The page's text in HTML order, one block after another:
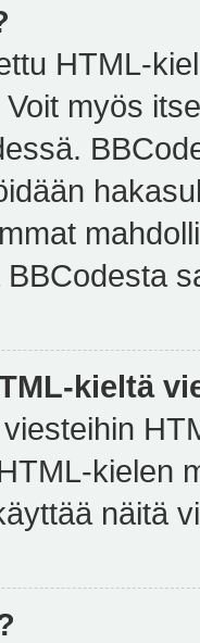
HTML-
myös
kieltä
kielen
näitä